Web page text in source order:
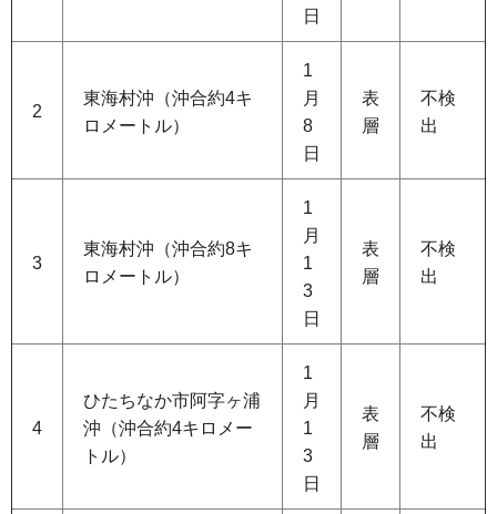
日
2
東海村沖（沖合約4キ
ロメートル）
1
月
8
日
表
層
不検
出
3
東海村沖（沖合約8キ
ロメートル）
1
月
1
3
日
表
層
不検
出
4
ひたちなか市阿字ヶ浦
沖（沖合約4キロメー
トル）
1
月
1
3
日
表
層
不検
出